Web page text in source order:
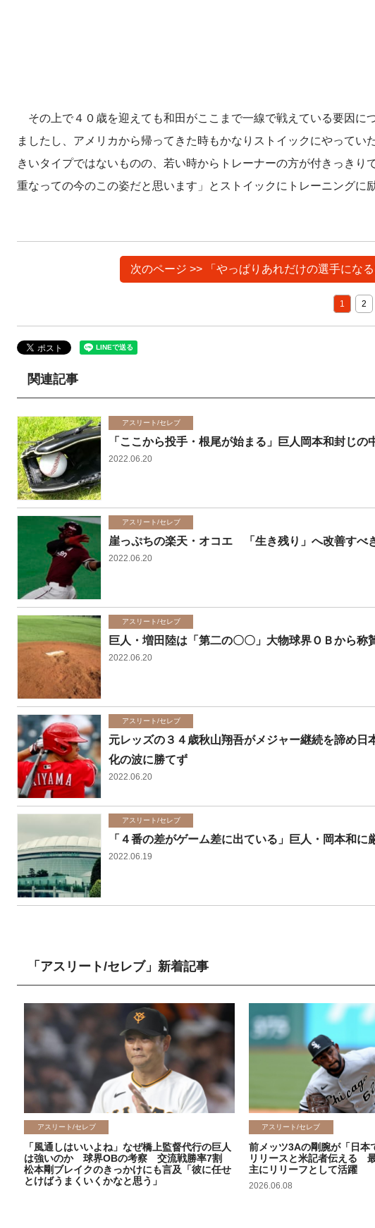
その上で４０歳を迎えても和田がここまで一線で戦えている要因に
ましたし、アメリカから帰ってきた時もかなりストイックにやって
きいタイプではないものの、若い時からトレーナーの方が付きっき
重なっての今のこの姿だと思います」とストイックにトレーニングに
次のページ >> 「やっぱりあれだけの選手にな
1 2
関連記事
アスリート/セレブ
「ここから投手・根尾が始まる」巨人岡本和封じの
2022.06.20
アスリート/セレブ
崖っぷちの楽天・オコエ 「生き残り」へ改善す
2022.06.20
アスリート/セレブ
巨人・増田陸は「第二の〇〇」大物球界ＯＢから称
2022.06.20
アスリート/セレブ
元レッズの３４歳秋山翔吾がメジャー継続を諦め
化の波に勝てず
2022.06.20
アスリート/セレブ
「４番の差がゲーム差に出ている」巨人・岡本和
2022.06.19
「アスリート/セレブ」新着記事
アスリート/セレブ
「風通しはいいよね」なぜ橋上監督代行の巨人
は強いのか 球界OBの考察 交流戦勝率7割
松本剛ブレイクのきっかけにも言及「彼に任せ
とけばうまくいくかなと思う」
アスリート/セレブ
前メッツ3Aの剛腕が「日本
リリースと米記者伝える
主にリリーフとして活躍
2026.06.08